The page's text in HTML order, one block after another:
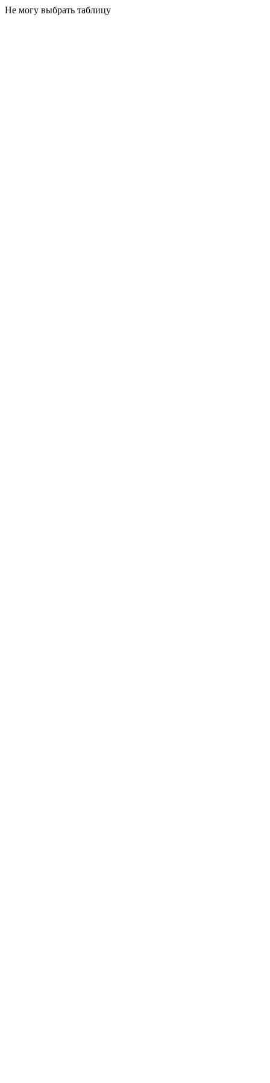
Не могу выбрать таблицу